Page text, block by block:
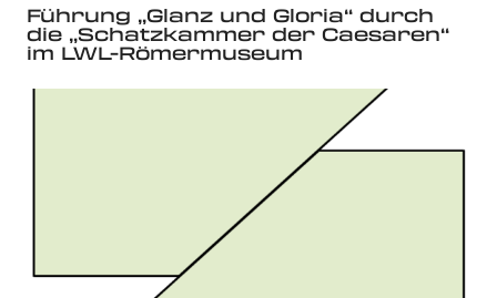
Führung „Glanz und Gloria“ durch
die „Schatzkammer der Caesaren“
im LWL-Römermuseum